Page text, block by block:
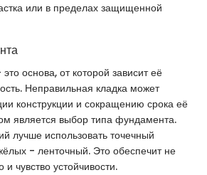
или в пределах защищенной
основа, от которой зависит её
Неправильная кладка может
конструкции и сокращению срока её
является выбор типа фундамента.
лучше использовать точечный
- ленточный. Это обеспечит не
чувство устойчивости.